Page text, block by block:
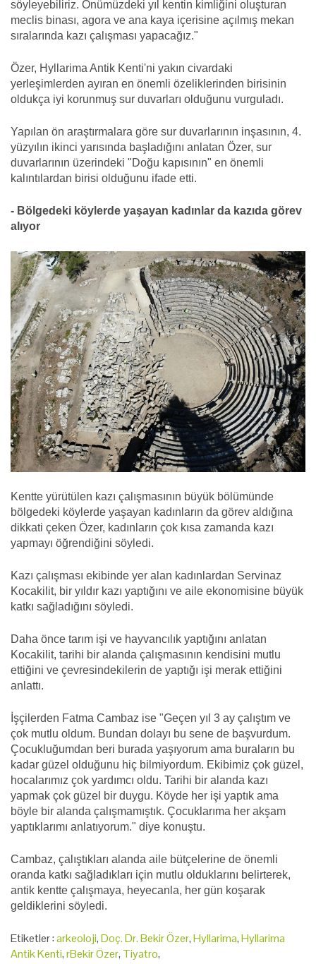
söyleyebiliriz. Önümüzdeki yıl kentin kimliğini oluşturan
meclis binası, agora ve ana kaya içerisine açılmış mekan
sıralarında kazı çalışması yapacağız."
Özer, Hyllarima Antik Kenti'ni yakın civardaki
yerleşimlerden ayıran en önemli özeliklerinden birisinin
oldukça iyi korunmuş sur duvarları olduğunu vurguladı.
Yapılan ön araştırmalara göre sur duvarlarının inşasının, 4.
yüzyılın ikinci yarısında başladığını anlatan Özer, sur
duvarlarının üzerindeki "Doğu kapısının" en önemli
kalıntılardan birisi olduğunu ifade etti.
- Bölgedeki köylerde yaşayan kadınlar da kazıda görev
alıyor
Kentte yürütülen kazı çalışmasının büyük bölümünde
bölgedeki köylerde yaşayan kadınların da görev aldığına
dikkati çeken Özer, kadınların çok kısa zamanda kazı
yapmayı öğrendiğini söyledi.
Kazı çalışması ekibinde yer alan kadınlardan Servinaz
Kocakilit, bir yıldır kazı yaptığını ve aile ekonomisine büyük
katkı sağladığını söyledi.
Daha önce tarım işi ve hayvancılık yaptığını anlatan
Kocakilit, tarihi bir alanda çalışmasının kendisini mutlu
ettiğini ve çevresindekilerin de yaptığı işi merak ettiğini
anlattı.
İşçilerden Fatma Cambaz ise "Geçen yıl 3 ay çalıştım ve
çok mutlu oldum. Bundan dolayı bu sene de başvurdum.
Çocukluğumdan beri burada yaşıyorum ama buraların bu
kadar güzel olduğunu hiç bilmiyordum. Ekibimiz çok güzel,
hocalarımız çok yardımcı oldu. Tarihi bir alanda kazı
yapmak çok güzel bir duygu. Köyde her işi yaptık ama
böyle bir alanda çalışmamıştık. Çocuklarıma her akşam
yaptıklarımı anlatıyorum." diye konuştu.
Cambaz, çalıştıkları alanda aile bütçelerine de önemli
oranda katkı sağladıkları için mutlu olduklarını belirterek,
antik kentte çalışmaya, heyecanla, her gün koşarak
geldiklerini söyledi.
Etiketler :arkeoloji,Doç. Dr. Bekir Özer,Hyllarima,Hyllarima
Antik Kenti,rBekir Özer, Tiyatro,